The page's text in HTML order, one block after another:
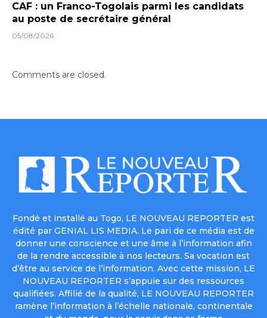
CAF : un Franco-Togolais parmi les candidats
au poste de secrétaire général
05/08/2026
Comments are closed.
Fondé et installé au Togo, LE NOUVEAU REPORTER est
édité par GENIAL LIS MEDIA. Le pari de ce média est de
donner une conscience et une âme à l’information afin
de la rendre accessible à nos lecteurs. Sa vocation est
d’être au service de l’information. Avec cette mission, LE
NOUVEAU REPORTER s’appuie sur des ressources
qualifiées. Affilié de la qualité, LE NOUVEAU REPORTER
ramène l’information à l’échelle nationale, continentale